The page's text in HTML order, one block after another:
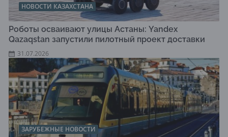
НОВОСТИ КАЗАХСТАНА
Роботы осваивают улицы Астаны: Yandex
Qazaqstan запустили пилотный проект доставки
31.07.2026
ЗАРУБЕЖНЫЕ НОВОСТИ